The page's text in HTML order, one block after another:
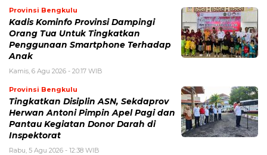
Provinsi Bengkulu
Kadis Kominfo Provinsi Dampingi
Orang Tua Untuk Tingkatkan
Penggunaan Smartphone Terhadap
Anak
Kamis, 6 Agu 2026 - 20:17 WIB
Provinsi Bengkulu
Tingkatkan Disiplin ASN, Sekdaprov
Herwan Antoni Pimpin Apel Pagi dan
Pantau Kegiatan Donor Darah di
Inspektorat
Rabu, 5 Agu 2026 - 12:38 WIB